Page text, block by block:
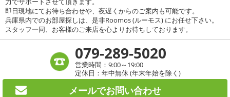
即日現地にてお待ち合わせや、夜遅くからのご案内も可能です。
兵庫県内でのお部屋探しは、是非Roomos (ルーモス) にお任せ下さい。
スタッフ一同、お客様のご来店を心よりお待ちしております。
079-289-5020
営業時間：9:00～19:00
定休日：年中無休 (年末年始を除く)
メールでお問い合わせ